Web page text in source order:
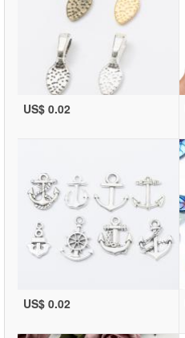
US$ 0.02
US$ 0.02